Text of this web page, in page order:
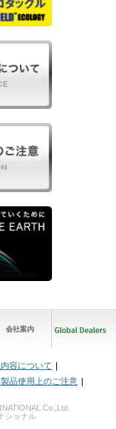
会社案内
容について
品使用上のご注意
Co.,Ltd.
ショナル